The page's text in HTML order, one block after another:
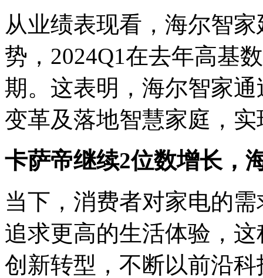
从业绩表现看，海尔智
势，2024Q1在去年高基
期。这表明，海尔智家
变革及落地智慧家庭，
卡萨帝继续2位数增长，
当下，消费者对家电的
追求更高的生活体验，
创新转型，不断以前沿